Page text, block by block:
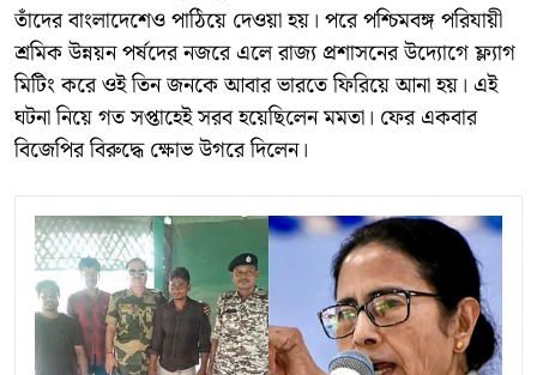
তাঁদের বাংলাদেশেও পাঠিয়ে দেওয়া হয়। পরে পশ্চিমবঙ্গ পরিযায়ী
শ্রমিক উন্নয়ন পর্ষদের নজরে এলে রাজ্য প্রশাসনের উদ্যোগে ফ্ল্যাগ
মিটিং করে ওই তিন জনকে আবার ভারতে ফিরিয়ে আনা হয়। এই
ঘটনা নিয়ে গত সপ্তাহেই সরব হয়েছিলেন মমতা। ফের একবার
বিজেপির বিরুদ্ধে ক্ষোভ উগরে দিলেন।